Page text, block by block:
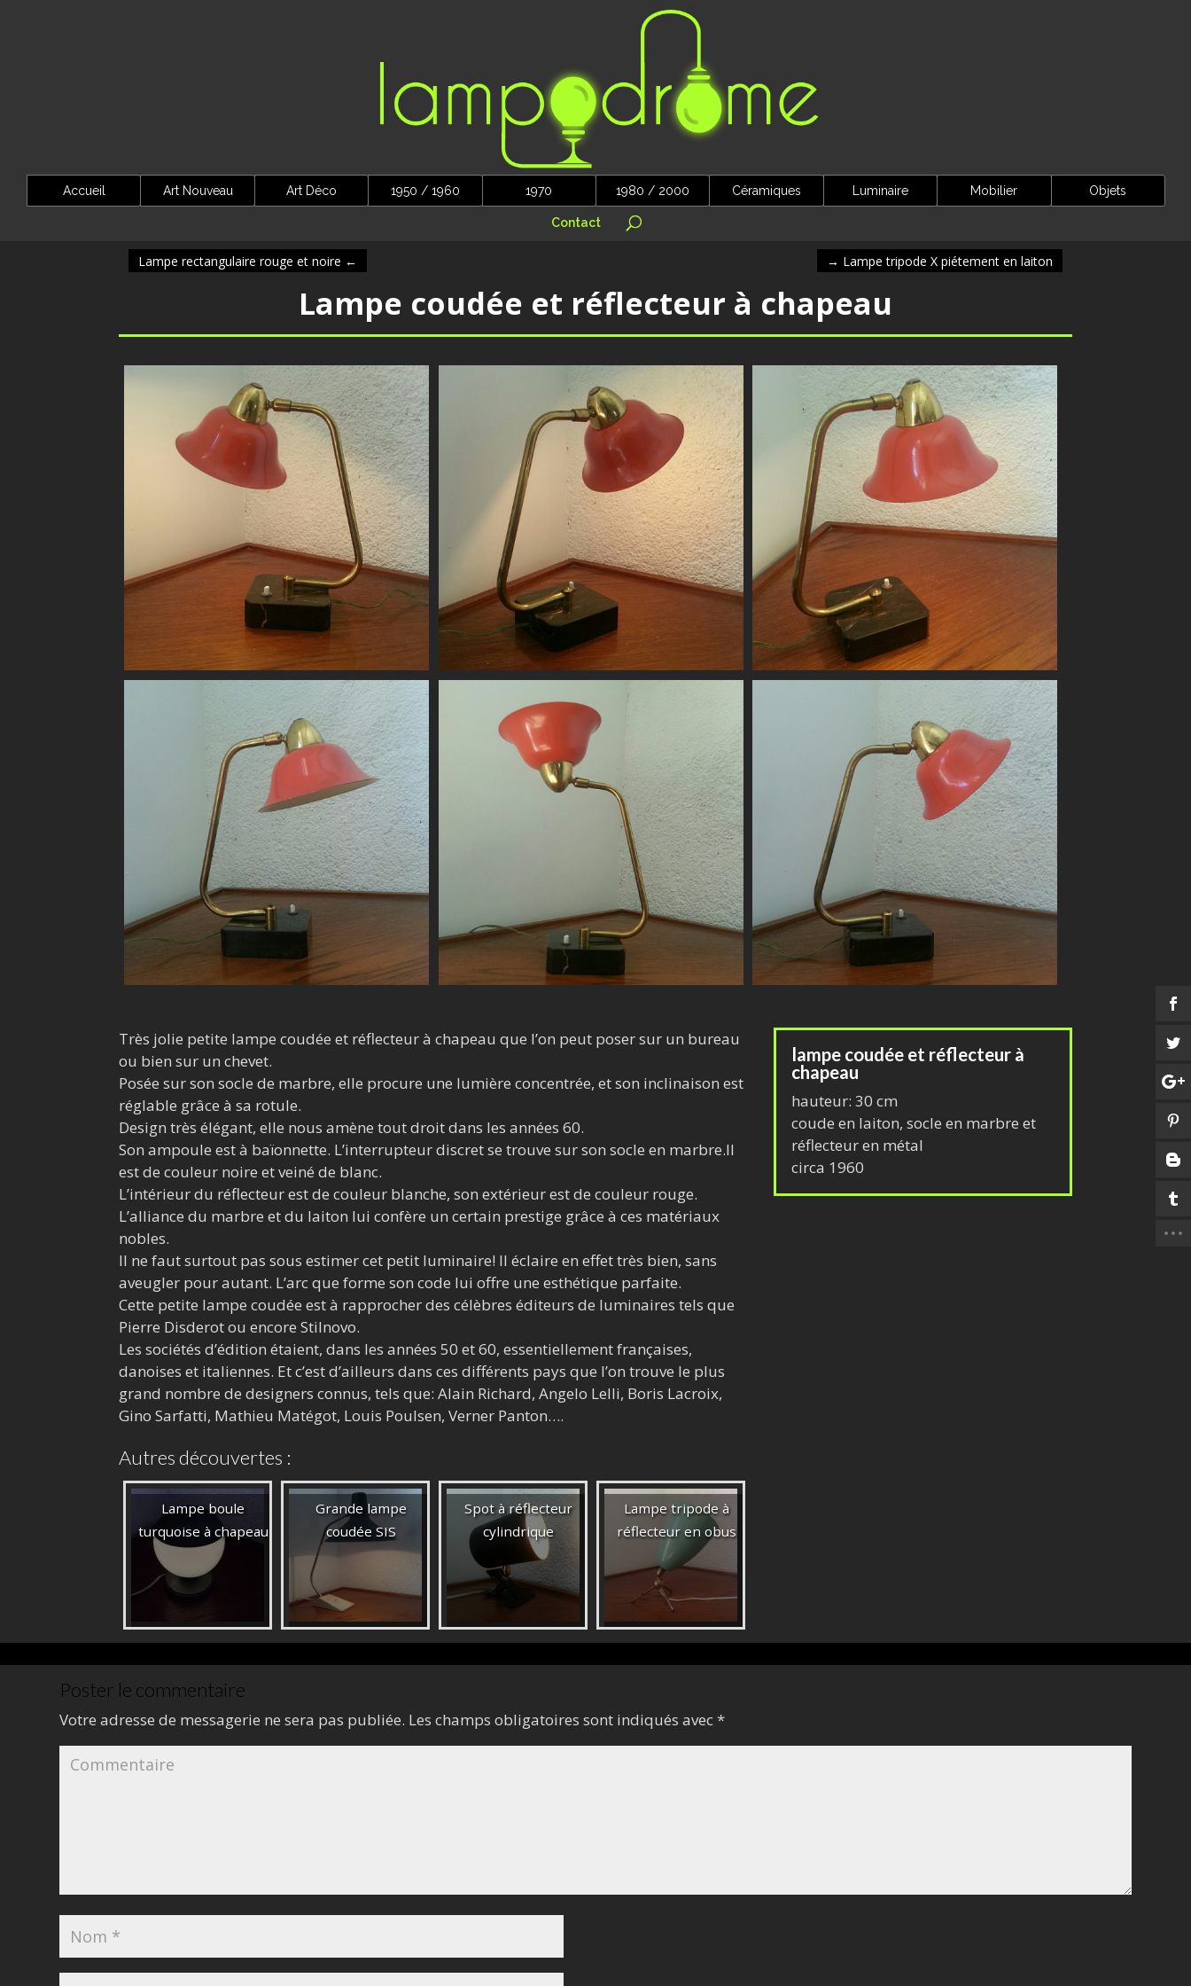
Accueil Art Nouveau Art Déco 1950 / 1960 1970 1980 / 2000 Céramiques Luminaire Mobilier Objets
Contact
Lampe rectangulaire rouge et noire ← → Lampe tripode X piétement en laiton
Lampe coudée et réflecteur à chapeau
Très jolie petite lampe coudée et réflecteur à chapeau que l’on peut poser sur un bureau
ou bien sur un chevet.
Posée sur son socle de marbre, elle procure une lumière concentrée, et son inclinaison est
réglable grâce à sa rotule.
Design très élégant, elle nous amène tout droit dans les années 60.
Son ampoule est à baïonnette. L’interrupteur discret se trouve sur son socle en marbre.Il
est de couleur noire et veiné de blanc.
L’intérieur du réflecteur est de couleur blanche, son extérieur est de couleur rouge.
L’alliance du marbre et du laiton lui confère un certain prestige grâce à ces matériaux
nobles.
Il ne faut surtout pas sous estimer cet petit luminaire! Il éclaire en effet très bien, sans
aveugler pour autant. L’arc que forme son code lui offre une esthétique parfaite.
Cette petite lampe coudée est à rapprocher des célèbres éditeurs de luminaires tels que
Pierre Disderot ou encore Stilnovo.
Les sociétés d’édition étaient, dans les années 50 et 60, essentiellement françaises,
danoises et italiennes. Et c’est d’ailleurs dans ces différents pays que l’on trouve le plus
grand nombre de designers connus, tels que: Alain Richard, Angelo Lelli, Boris Lacroix,
Gino Sarfatti, Mathieu Matégot, Louis Poulsen, Verner Panton….
lampe coudée et réflecteur à
chapeau
hauteur: 30 cm
coude en laiton, socle en marbre et
réflecteur en métal
circa 1960
Autres découvertes :
Lampe boule
turquoise à chapeau
Grande lampe
coudée SIS
Spot à réflecteur
cylindrique
Lampe tripode à
réflecteur en obus
Poster le commentaire
Votre adresse de messagerie ne sera pas publiée. Les champs obligatoires sont indiqués avec*